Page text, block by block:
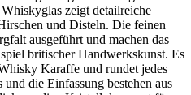
zeigt detailreiche
und Disteln. Die feinen
ausgeführt und machen das
britischer Handwerkskunst. Es
Karaffe und rundet jedes
die Einfassung bestehen aus